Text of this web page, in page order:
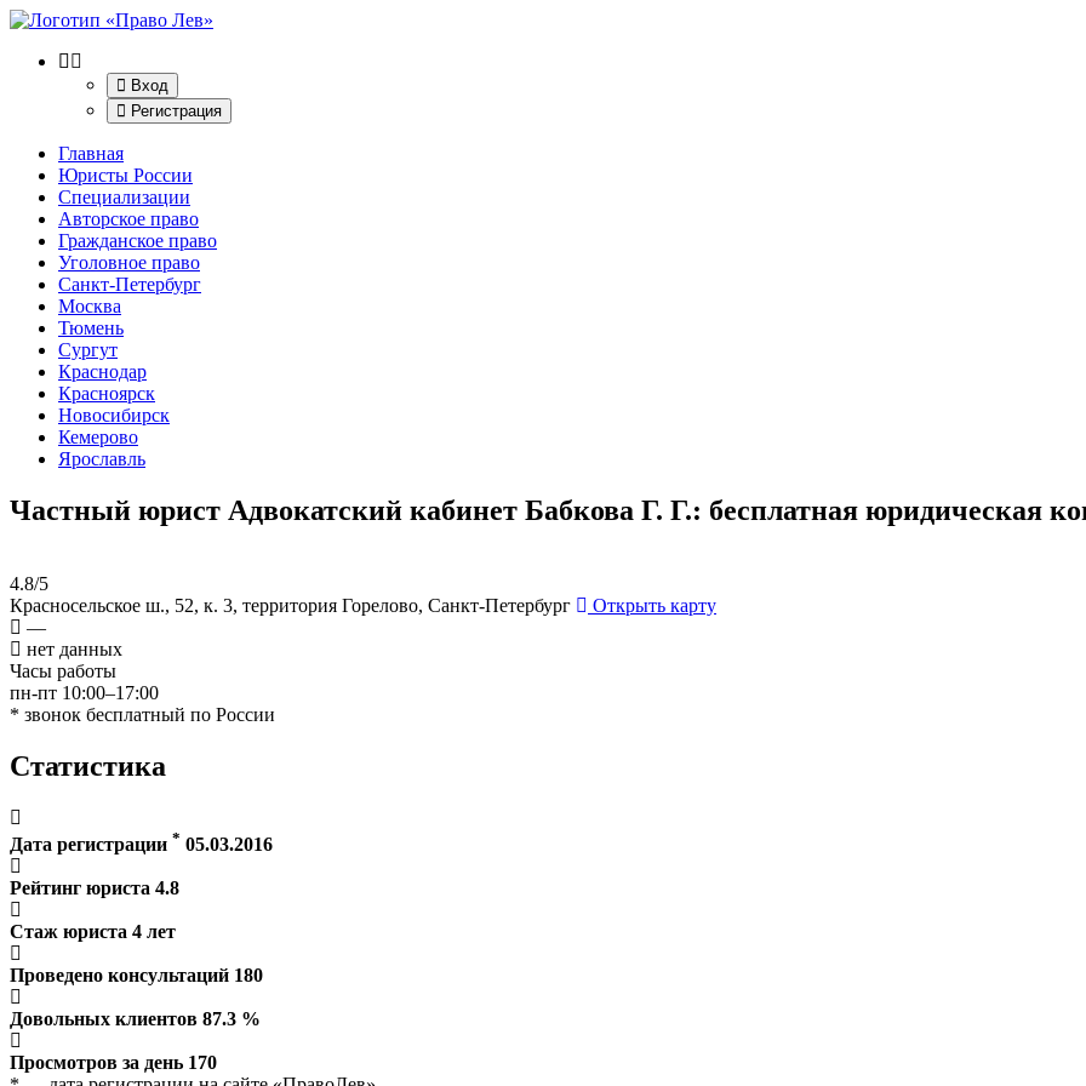
Вход
Регистрация
Главная
Юристы России
Специализации
Авторское право
Гражданское право
Уголовное право
Санкт-Петербург
Москва
Тюмень
Сургут
Краснодар
Красноярск
Новосибирск
Кемерово
Ярославль
Частный юрист Адвокатский кабинет Бабкова Г. Г.: бесплатная юридическая
4.8/5
Красносельское ш., 52, к. 3, территория Горелово, Санкт-Петербург
Открыть карту
—
нет данных
Часы работы
пн-пт 10:00–17:00
* звонок бесплатный по России
Статистика
Дата регистрации * 05.03.2016
Рейтинг юриста 4.8
Стаж юриста 4 лет
Проведено консультаций 180
Довольных клиентов 87.3 %
Просмотров за день 170